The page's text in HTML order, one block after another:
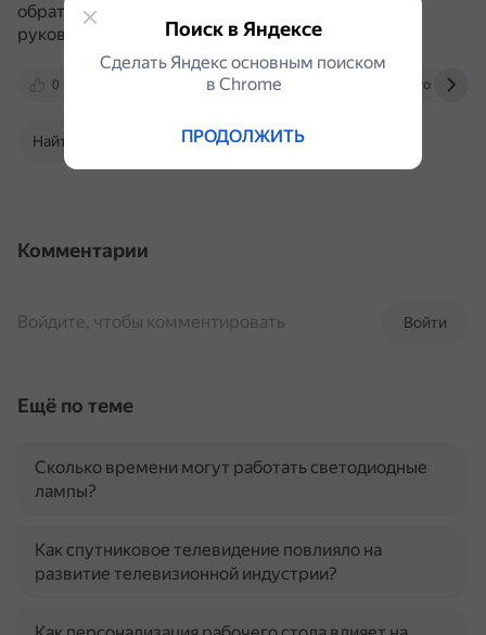
обратиться к веб-сайту производителя или
руководству пользователя.
0 market.yandex.ru www.bolshoyvopros.ru
Найти в Поиске
Комментарии
Войти
Войдите, чтобы комментировать
Ещё по теме
Сколько времени могут работать светодиодные
лампы?
Как спутниковое телевидение повлияло на
развитие телевизионной индустрии?
Поиск в Яндексе
Сделать Яндекс основным поиском
в Сhrome
ПРОДОЛЖИТЬ